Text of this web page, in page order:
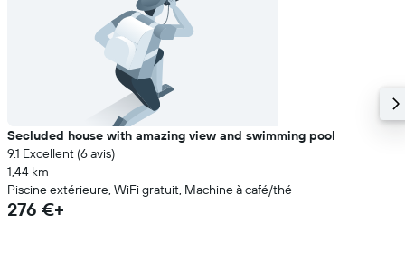
Secluded house with amazing view and swimming pool
9.1 Excellent (6 avis)
1,44 km
Piscine extérieure, WiFi gratuit, Machine à café/thé
276 €+